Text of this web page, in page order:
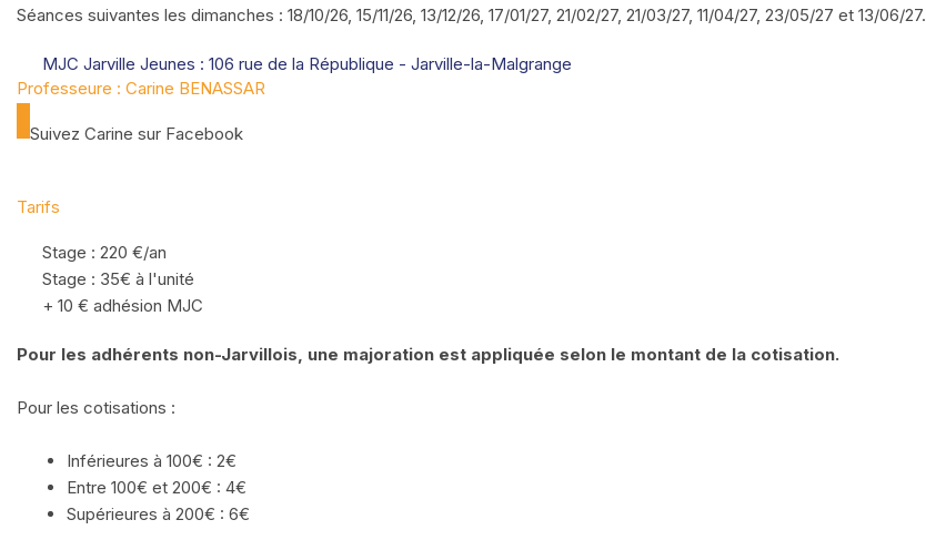
Séances suivantes les dimanches : 18/10/26, 15/11/26, 13/12/26, 17/01/27, 21/02/27, 21/03/27, 11/04/27, 23/05/27 et 13/06/27.
MJC Jarville Jeunes : 106 rue de la République - Jarville-la-Malgrange
Professeure : Carine BENASSAR
Suivez Carine sur Facebook
Tarifs
Stage : 220 €/an
Stage : 35€ à l'unité
+ 10 € adhésion MJC
Pour les adhérents non-Jarvillois, une majoration est appliquée selon le montant de la cotisation.
Pour les cotisations :
Inférieures à 100€ : 2€
Entre 100€ et 200€ : 4€
Supérieures à 200€ : 6€